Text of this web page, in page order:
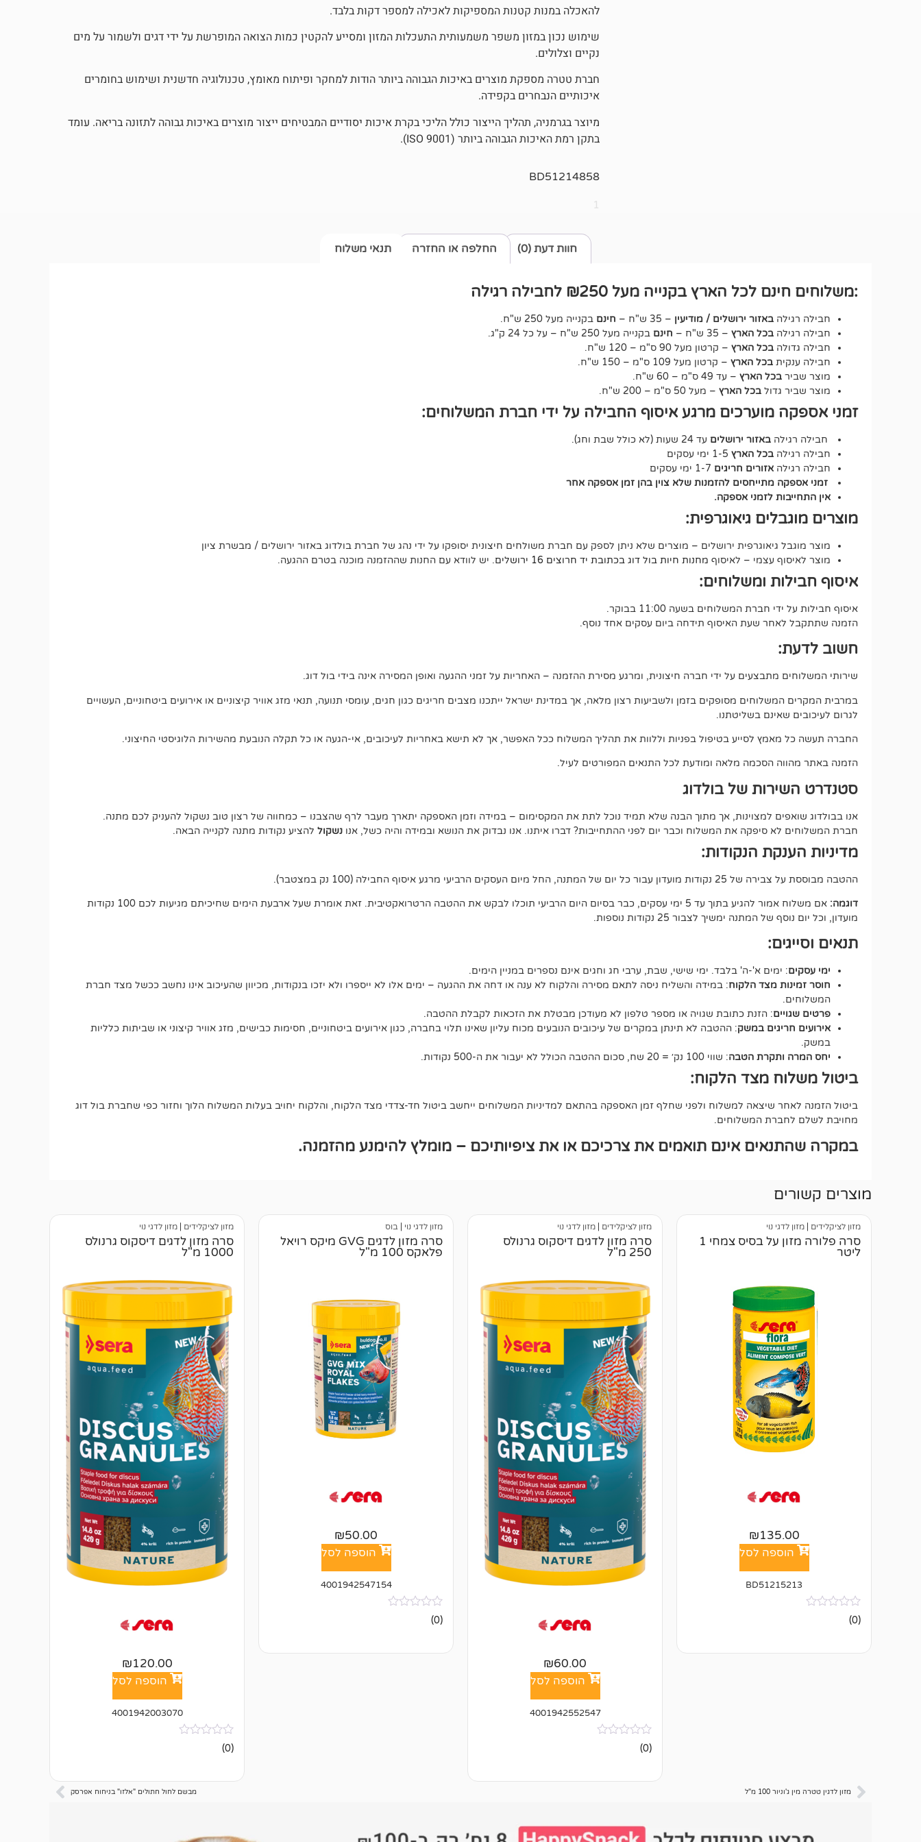
להאכלה במנות קטנות המספיקות לאכילה למספר דקות בלבד.
שימוש נכון במזון משפר משמעותית התעכלות המזון ומסייע להקטין כמות הצואה המופרשת על ידי דגים ולשמור על מים
נקיים וצלולים.
חברת טטרה מספקת מוצרים באיכות הגבוהה ביותר הודות למחקר ופיתוח מאומץ, טכנולוגיה חדשנית ושימוש בחומרים
איכותיים הנבחרים בקפידה.
מיוצר בגרמניה, תהליך הייצור כולל הליכי בקרת איכות יסודיים המבטיחים ייצור מוצרים באיכות גבוהה לתזונה בריאה. עומד
בתקן רמת האיכות הגבוהה ביותר (ISO 9001).
BD51214858
1
תנאי משלוח חוות דעת (0) החלפה או החזרה
:משלוחים חינם לכל הארץ בקנייה מעל ₪250 לחבילה רגילה
חבילה רגילה באזור ירושלים / מודיעין – 35 ש"ח – חינם בקנייה מעל 250 ש"ח.
חבילה רגילה בכל הארץ – 35 ש"ח – חינם בקנייה מעל 250 ש"ח – על כל 24 ק"ג.
חבילה גדולה בכל הארץ – קרטון מעל 90 ס"מ – 120 ש"ח.
חבילה ענקית בכל הארץ – קרטון מעל 109 ס"מ – 150 ש"ח.
מוצר שביר בכל הארץ – עד 49 ס"מ – 60 ש"ח.
מוצר שביר גדול בכל הארץ – מעל 50 ס"מ – 200 ש"ח.
זמני אספקה מוערכים מרגע איסוף החבילה על ידי חברת המשלוחים:
חבילה רגילה באזור ירושלים עד 24 שעות (לא כולל שבת וחג).
חבילה רגילה בכל הארץ
חבילה רגילה אזורים חריגים
זמני אספקה מתייחסים להזמנות שלא צוין בהן זמן אספקה אחר
אין התחייבות לזמני אספקה.
מוצרים מוגבלים גיאוגרפית:
מוצר מוגבל גיאוגרפית ירושלים – מוצרים שלא ניתן לספק עם חברת משולחים חיצונית יסופקו על ידי נהג של חברת בולדוג באזור ירושלים / מבשרת ציון
מוצר לאיסוף עצמי – לאיסוף מחנות חיות בול דוג בכתובת יד חרוצים 16 ירושלים . יש לוודא עם החנות שההזמנה מוכנה בטרם ההגעה.
איסוף חבילות ומשלוחים:
איסוף חבילות על ידי חברת המשלוחים בשעה 11:00 בבוקר.
הזמנה שתתקבל לאחר שעת האיסוף תידחה ביום עסקים אחד נוסף.
חשוב לדעת:
שירותי המשלוחים מתבצעים על ידי חברה חיצונית, ומרגע מסירת ההזמנה – האחריות על זמני ההגעה ואופן המסירה אינה בידי בול דוג.
במרבית המקרים המשלוחים מסופקים בזמן ולשביעות רצון מלאה, אך במדינת ישראל ייתכנו מצבים חריגים כגון חגים, עומסי תנועה, תנאי מזג אוויר קיצוניים או אירועים ביטחוניים, העשויים
לגרום לעיכובים שאינם בשליטתנו.
החברה תעשה כל מאמץ לסייע בטיפול בפניות וללוות את תהליך המשלוח ככל האפשר, אך לא תישא באחריות לעיכובים, אי-הגעה או כל תקלה הנובעת מהשירות הלוגיסטי החיצוני.
הזמנה באתר מהווה הסכמה מלאה ומודעת לכל התנאים המפורטים לעיל.
סטנדרט השירות של בולדוג
אנו בבולדוג שואפים למצוינות, אך מתוך הבנה שלא תמיד נוכל לתת את המקסימום – במידה וזמן האספקה יתארך מעבר לרף שהצבנו – כמחווה של רצון טוב נשקול להעניק לכם מתנה.
חברת המשלוחים לא סיפקה את המשלוח וכבר יום לפני ההתחייבות? דברו איתנו. אנו נבדוק את הנושא ובמידה והיה כשל, אנו נשקול להציע נקודות מתנה לקנייה הבאה.
מדיניות הענקת הנקודות:
ההטבה מבוססת על צבירה של 25 נקודות מועדון עבור כל יום של המתנה, החל מיום העסקים הרביעי מרגע איסוף החבילה (100 נק במצטבר).
דוגמה:
אם משלוח אמור להגיע בתוך עד 5 ימי עסקים, כבר בסיום היום הרביעי תוכלו לבקש את ההטבה הרטרואקטיבית. זאת אומרת שעל ארבעת הימים שחיכיתם מגיעות לכם 100 נקודות
מועדון, וכל יום נוסף של המתנה ימשיך לצבור 25 נקודות נוספות.
תנאים וסייגים:
ימי עסקים: ימים א'-ה' בלבד. ימי שישי, שבת, ערבי חג וחגים אינם נספרים במניין הימים.
חוסר זמינות מצד הלקוח: במידה והשליח ניסה לתאם מסירה והלקוח לא ענה או דחה את ההגעה – ימים אלו לא ייספרו ולא יזכו בנקודות, מכיוון שהעיכוב אינו נחשב ככשל מצד חברת
המשלוחים.
פרטים שגויים: הזנת כתובת שגויה או מספר טלפון לא מעודכן מבטלת את הזכאות לקבלת ההטבה.
אירועים חריגים במשק: ההטבה לא תינתן במקרים של עיכובים הנובעים מכוח עליון שאינו תלוי בחברה, כגון אירועים ביטחוניים, חסימות כבישים, מזג אוויר קיצוני או שביתות כלליות
במשק.
יחס המרה ותקרת הטבה: שווי 100 נק׳ = 20 שח, סכום ההטבה הכולל לא יעבור את ה-500 נקודות.
ביטול משלוח מצד הלקוח:
ביטול הזמנה לאחר שיצאה למשלוח ולפני שחלף זמן האספקה בהתאם למדיניות המשלוחים ייחשב ביטול חד-צדדי מצד הלקוח, והלקוח יחויב בעלות המשלוח הלוך וחזור כפי שחברת בול דוג
מחויבת לשלם לחברת המשלוחים.
במקרה שהתנאים אינם תואמים את צרכיכם או את ציפיותיכם – מומלץ להימנע מהזמנה.
מוצרים קשורים
מזון לציקלידים | מזון לדגי נוי
סרה פלורה מזון על בסיס צמחי 1
ליטר
₪135.00
הוספה לסל
BD51215213
אין
ביקורות
(0)
מזון לציקלידים | מזון לדגי נוי
סרה מזון לדגים דיסקוס גרנולס
250 מ"ל
₪60.00
הוספה לסל
4001942552547
אין
ביקורות
(0)
מזון לדגי נוי | בוס
סרה מזון לדגים GVG מיקס רויאל
פלאקס 100 מ"ל
₪50.00
הוספה לסל
4001942547154
אין
ביקורות
(0)
מזון לציקלידים | מזון לדגי נוי
סרה מזון לדגים דיסקוס גרנולס
1000 מ"ל
₪120.00
הוספה לסל
4001942003070
אין
ביקורות
(0)
מזון לדגין טטרה מין ג'וניור 100 מ"ל מבשם לחול חתולים "אלזו" בניחוח אפרסק